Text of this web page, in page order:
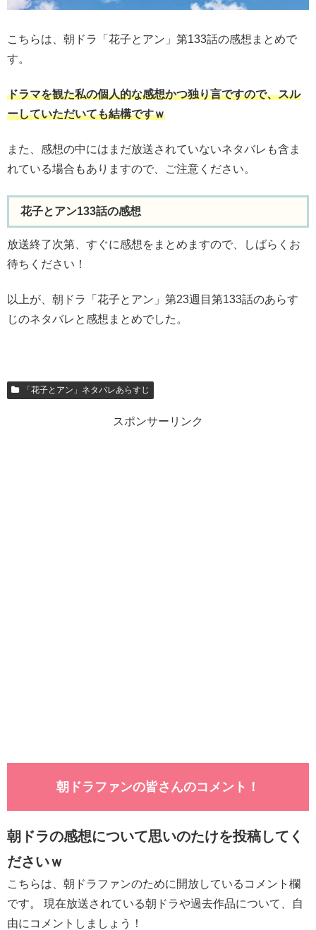
こちらは、朝ドラ「花子とアン」第133話の感想まとめで
す。
ドラマを観た私の個人的な感想かつ独り言ですので、スル
ーしていただいても結構ですｗ
また、感想の中にはまだ放送されていないネタバレも含ま
れている場合もありますので、ご注意ください。
花子とアン133話の感想
放送終了次第、すぐに感想をまとめますので、しばらくお
待ちください！
以上が、朝ドラ「花子とアン」第23週目第133話のあらす
じのネタバレと感想まとめでした。
「花子とアン」ネタバレあらすじ
スポンサーリンク
朝ドラファンの皆さんのコメント！
朝ドラの感想について思いのたけを投稿してく
ださいｗ
こちらは、朝ドラファンのために開放しているコメント欄
です。 現在放送されている朝ドラや過去作品について、自
由にコメントしましょう！